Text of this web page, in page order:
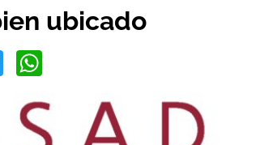
ubicado
Twitter